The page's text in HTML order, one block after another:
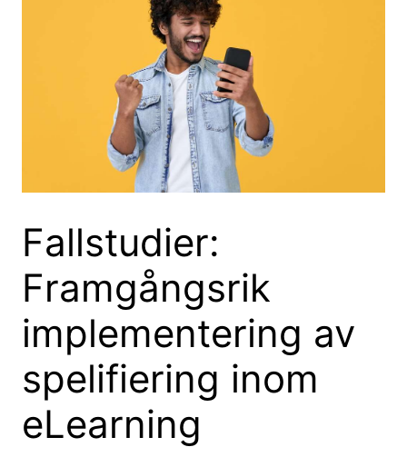
Fallstudier:
Framgångsrik
implementering av
spelifiering inom
eLearning